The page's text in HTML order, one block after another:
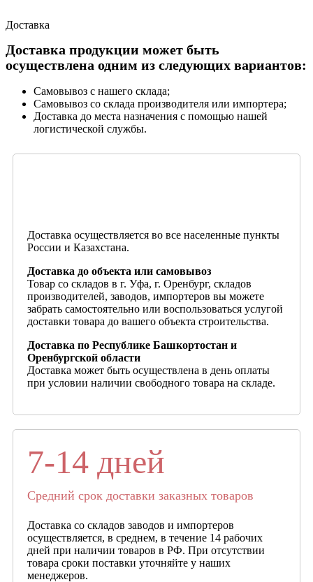
Доставка
Доставка продукции может быть
осуществлена одним из следующих вариантов:
Самовывоз с нашего склада;
Самовывоз со склада производителя или импортера;
Доставка до места назначения с помощью нашей
логистической службы.
Доставка осуществляется во все населенные пункты
России и Казахстана.
Доставка до объекта или самовывоз
Товар со складов в г. Уфа, г. Оренбург, складов
производителей, заводов, импортеров вы можете
забрать самостоятельно или воспользоваться услугой
доставки товара до вашего объекта строительства.
Доставка по Республике Башкортостан и
Оренбургской области
Доставка может быть осуществлена в день оплаты
при условии наличии свободного товара на складе.
7-14 дней
Средний срок доставки заказных товаров
Доставка со складов заводов и импортеров
осуществляется, в среднем, в течение 14 рабочих
дней при наличии товаров в РФ. При отсутствии
товара сроки поставки уточняйте у наших
менеджеров.